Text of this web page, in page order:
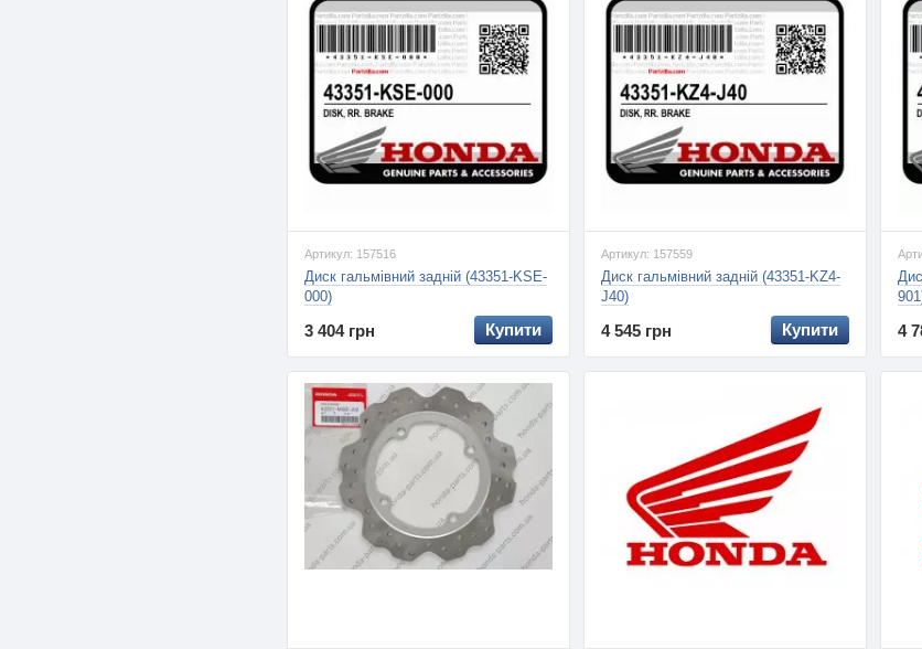
Артикул: 157516
Диск гальмівний задній (43351-KSE-
000)
3 404 грн Купити
Артикул: 157559
Диск гальмівний задній (43351-KZ4-
J40)
4 545 грн Купити 4